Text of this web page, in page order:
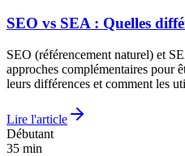
SEO vs SEA : Quelles
SEO (référencement naturel) et
approches complémentaires pour
leurs différences et comment les
Lire l'article
Débutant
35 min